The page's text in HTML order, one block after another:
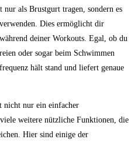
nur als Brustgurt tragen, sondern es
Dies ermöglicht dir
deiner Workouts. Egal, ob du
oder sogar beim Schwimmen
hält stand und liefert genaue
nicht nur ein einfacher
weitere nützliche Funktionen, die
Hier sind einige der